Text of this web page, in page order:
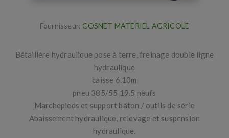
Fournisseur: COSNET MATERIEL AGRICOLE
Bétaillère hydraulique pose à terre, freinage double ligne
hydraulique
caisse 6.10m
pneu 385/55 19.5 neufs
Marchepieds et support bâton / outils de série
Abaissement hydraulique, relevage et suspension
hydraulique.